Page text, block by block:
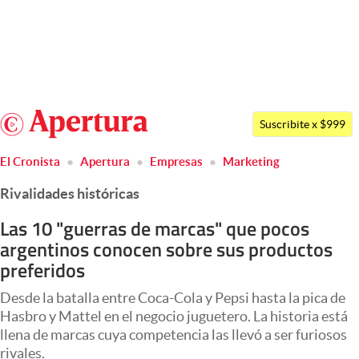
Argentina
Uruguay
Members
Economía y Política
Finanzas y Mercados
Negocios
Columnistas
Otras secciones
Apertura
Suscribite x $999
El Cronista Apertura Empresas Marketing
Rivalidades históricas
Las 10 "guerras de marcas" que pocos
argentinos conocen sobre sus productos
preferidos
Desde la batalla entre Coca-Cola y Pepsi hasta la pica de
Hasbro y Mattel en el negocio juguetero. La historia está
llena de marcas cuya competencia las llevó a ser furiosos
rivales.